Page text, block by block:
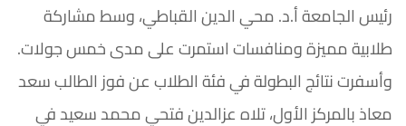
رئيس الجامعة أ.د. محي الدين القباطي، وسط مشاركة
طلابية مميزة ومنافسات استمرت على مدى خمس جولات.
وأسفرت نتائج البطولة في فئة الطلاب عن فوز الطالب سعد
معاذ بالمركز الأول، تلاه عزالدين فتحي محمد سعيد في